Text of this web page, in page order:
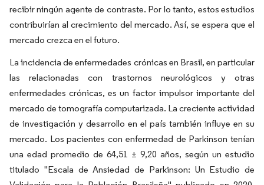
recibir ningún agente de contraste. Por lo tanto, estos estudios
contribuirían al crecimiento del mercado. Así, se espera que el
mercado crezca en el futuro.
La incidencia de enfermedades crónicas en Brasil, en particular
las relacionadas con trastornos neurológicos y otras
enfermedades crónicas, es un factor impulsor importante del
mercado de tomografía computarizada. La creciente actividad
de investigación y desarrollo en el país también influye en su
mercado. Los pacientes con enfermedad de Parkinson tenían
una edad promedio de 64,51 ± 9,20 años, según un estudio
titulado "Escala de Ansiedad de Parkinson: Un Estudio de